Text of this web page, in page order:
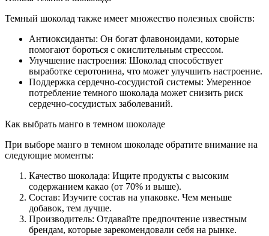
Темный шоколад также имеет множество полезных свойств:
Антиоксиданты: Он богат флавоноидами, которые
помогают бороться с окислительным стрессом.
Улучшение настроения: Шоколад способствует
выработке серотонина, что может улучшить настроение.
Поддержка сердечно-сосудистой системы: Умеренное
потребление темного шоколада может снизить риск
сердечно-сосудистых заболеваний.
Как выбрать манго в темном шоколаде
При выборе манго в темном шоколаде обратите внимание на
следующие моменты:
Качество шоколада: Ищите продукты с высоким
содержанием какао (от 70% и выше).
Состав: Изучите состав на упаковке. Чем меньше
добавок, тем лучше.
Производитель: Отдавайте предпочтение известным
брендам, которые зарекомендовали себя на рынке.